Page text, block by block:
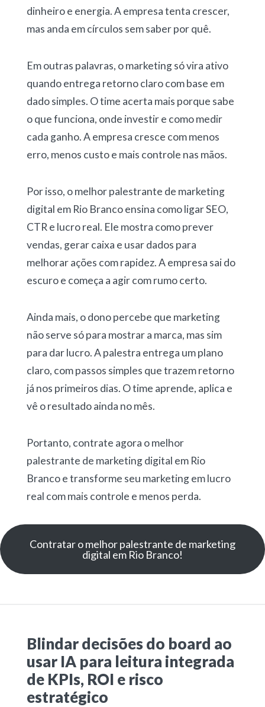
dinheiro e energia. A empresa tenta crescer,
mas anda em círculos sem saber por quê.
Em outras palavras, o marketing só vira ativo
quando entrega retorno claro com base em
dado simples. O time acerta mais porque sabe
o que funciona, onde investir e como medir
cada ganho. A empresa cresce com menos
erro, menos custo e mais controle nas mãos.
Por isso, o melhor palestrante de marketing
digital em Rio Branco ensina como ligar SEO,
CTR e lucro real. Ele mostra como prever
vendas, gerar caixa e usar dados para
melhorar ações com rapidez. A empresa sai do
escuro e começa a agir com rumo certo.
Ainda mais, o dono percebe que marketing
não serve só para mostrar a marca, mas sim
para dar lucro. A palestra entrega um plano
claro, com passos simples que trazem retorno
já nos primeiros dias. O time aprende, aplica e
vê o resultado ainda no mês.
Portanto, contrate agora o melhor
palestrante de marketing digital em Rio
Branco e transforme seu marketing em lucro
real com mais controle e menos perda.
Contratar o melhor palestrante de marketing
digital em Rio Branco!
Blindar decisões do board ao
usar IA para leitura integrada
de KPIs, ROI e risco
estratégico